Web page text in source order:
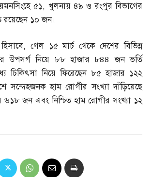
৫১, খুলনায় ৪৯ ও রংপুর বিভাগের
১০ জন।
, গেল ১৫ মার্চ থেকে দেশের বিভিন্ন
উপসর্গ নিয়ে ৮৮ হাজার ৮৪৪ জন ভর্তি
চিকিৎসা নিয়ে ফিরেছেন ৮৫ হাজার ১২২
সন্দেহজনক হাম রোগীর সংখ্যা দাঁড়িয়েছে
জন এবং নিশ্চিত হাম রোগীর সংখ্যা ১২